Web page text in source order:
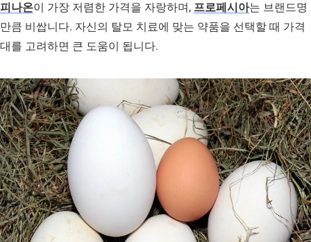
피나온이 가장 저렴한 가격을 자랑하며, 프로페시아는 브랜드명
만큼 비쌉니다. 자신의 탈모 치료에 맞는 약품을 선택할 때 가격
대를 고려하면 큰 도움이 됩니다.